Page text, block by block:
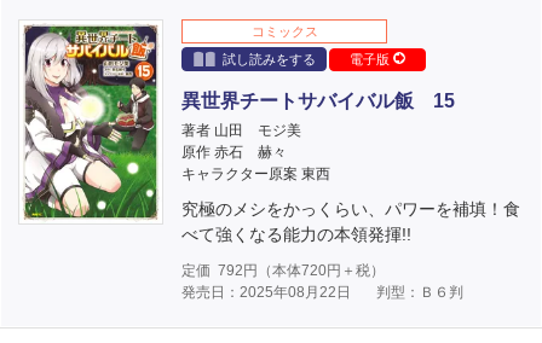
コミックス
試し読みをする
電子版
異世界チートサバイバル飯 15
著者 山田 モジ美
原作 赤石 赫々
キャラクター原案 東西
究極のメシをかっくらい、パワーを補填！食
べて強くなる能力の本領発揮!!
定価 792 円（本体720円＋税）
発売日：2025年08月22日
判型：Ｂ６判